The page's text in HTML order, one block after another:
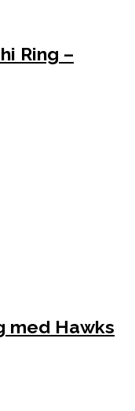
Ring –
med Hawks